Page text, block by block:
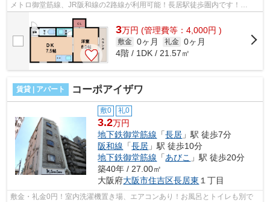
メトロ御堂筋線、JR阪和線の2路線が利用可能！長居駅徒歩圏内です！
■□■□■□■□■□■□■□■□■□■□■□■□■□■□■□■□■□■□...
3万円 (管理費等：4,000円 )
敷金 0ヶ月 礼金 0ヶ月
4階 / 1DK / 21.57㎡
賃貸 | アパート コーポアイザワ
敷0 礼0
3.2万円
地下鉄御堂筋線 「長居 」駅 徒歩7分
阪和線 「長居 」駅 徒歩10分
地下鉄御堂筋線 「あびこ 」駅 徒歩20分
築40年 / 27.00㎡
大阪府大阪市住吉区長居東 １丁目
敷金・礼金0円！室内洗濯機置き場、エアコンあり！お風呂とトイレも別で